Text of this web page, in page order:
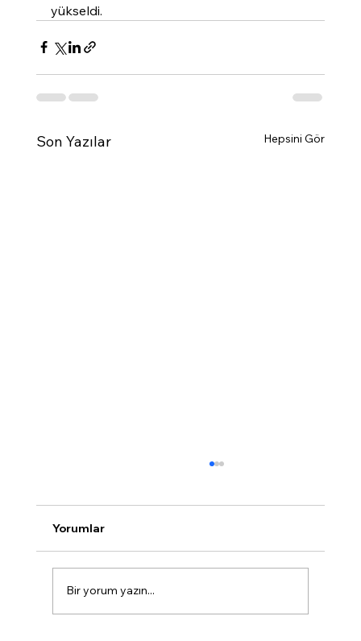
yükseldi.
Son Yazılar Hepsini Gör
Yorumlar
Bir yorum yazın...